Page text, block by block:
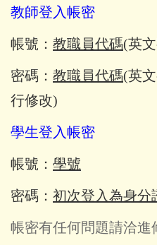
教師登入帳密
帳號： 教職員代碼(英
密碼： 教職員代碼(英
行修改)
學生登入帳密
帳號： 學號
密碼： 初次登入為身分
帳密有任何問題請洽進